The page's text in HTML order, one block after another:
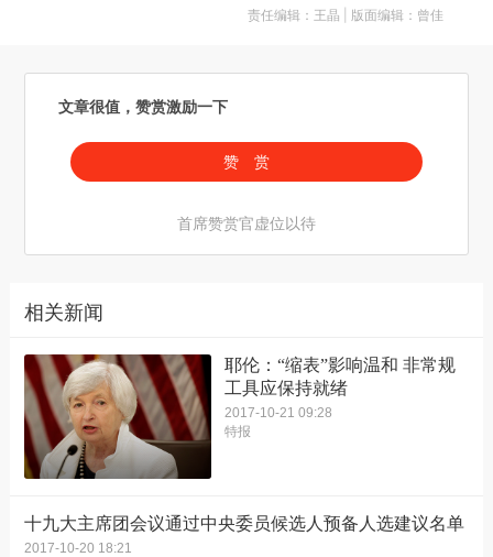
责任编辑：王晶 | 版面编辑：曾佳
文章很值，赞赏激励一下
赞 赏
首席赞赏官虚位以待
相关新闻
耶伦：“缩表”影响温和 非常规
工具应保持就绪
2017-10-21 09:28
特报
十九大主席团会议通过中央委员候选人预备人选建议名单
2017-10-20 18:21